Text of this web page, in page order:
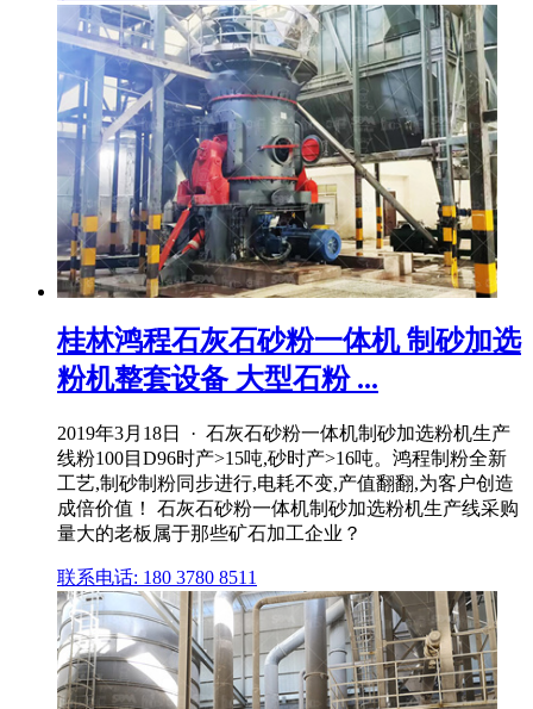
桂林鸿程石灰石砂粉一体机 制砂加选
粉机整套设备 大型石粉 ...
2019年3月18日 · 石灰石砂粉一体机制砂加选粉机生产
线粉100目D96时产>15吨,砂时产>16吨。鸿程制粉全新
工艺,制砂制粉同步进行,电耗不变,产值翻翻,为客户创造
成倍价值！ 石灰石砂粉一体机制砂加选粉机生产线采购
量大的老板属于那些矿石加工企业？
联系电话: 180 3780 8511